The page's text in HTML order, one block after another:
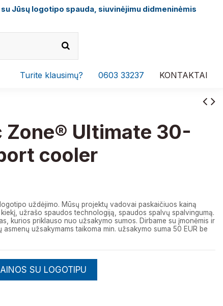
Jūsų logotipo spauda, siuvinėjimu didmeninėmis
KONTAKTAI
0603 33237
Turite klausimų?
Zone® Ultimate 30-
cooler
uždėjimo. Mūsų projektų vadovai paskaičiuos kainą
užrašo spaudos technologiją, spaudos spalvų spalvingumą.
kurios priklauso nuo užsakymo sumos. Dirbame su įmonėmis ir
asmenų užsakymams taikoma min. užsakymo suma 50 EUR be
SU LOGOTIPU